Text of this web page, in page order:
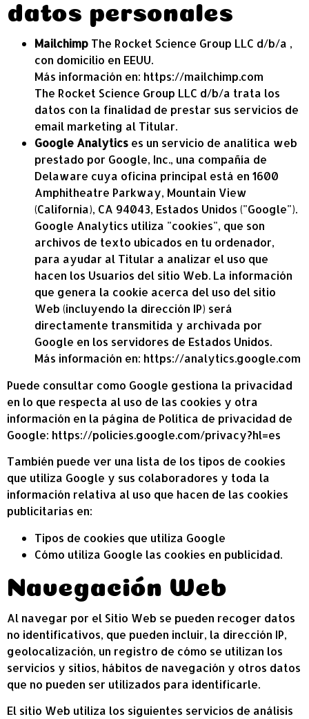
datos personales
Mailchimp The Rocket Science Group LLC d/b/a ,
con domicilio en EEUU.
Más información en: https://mailchimp.com
The Rocket Science Group LLC d/b/a trata los
datos con la finalidad de prestar sus servicios de
email marketing al Titular.
Google Analytics es un servicio de analítica web
prestado por Google, Inc., una compañía de
Delaware cuya oficina principal está en 1600
Amphitheatre Parkway, Mountain View
(California), CA 94043, Estados Unidos ("Google").
Google Analytics utiliza "cookies", que son
archivos de texto ubicados en tu ordenador,
para ayudar al Titular a analizar el uso que
hacen los Usuarios del sitio Web. La información
que genera la cookie acerca del uso del sitio
Web (incluyendo la dirección IP) será
directamente transmitida y archivada por
Google en los servidores de Estados Unidos.
Más información en: https://analytics.google.com
Puede consultar como Google gestiona la privacidad
en lo que respecta al uso de las cookies y otra
información en la página de Política de privacidad de
Google: https://policies.google.com/privacy?hl=es
También puede ver una lista de los tipos de cookies
que utiliza Google y sus colaboradores y toda la
información relativa al uso que hacen de las cookies
publicitarias en:
Tipos de cookies que utiliza Google
Cómo utiliza Google las cookies en publicidad.
Navegación Web
Al navegar por el Sitio Web se pueden recoger datos
no identificativos, que pueden incluir, la dirección IP,
geolocalización, un registro de cómo se utilizan los
servicios y sitios, hábitos de navegación y otros datos
que no pueden ser utilizados para identificarle.
El sitio Web utiliza los siguientes servicios de análisis